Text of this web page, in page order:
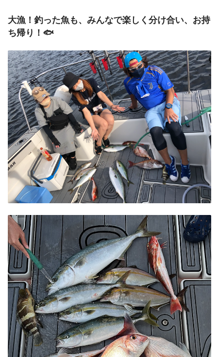
大漁！釣った魚も、みんなで楽しく分け合い、お持
ち帰り！🐟